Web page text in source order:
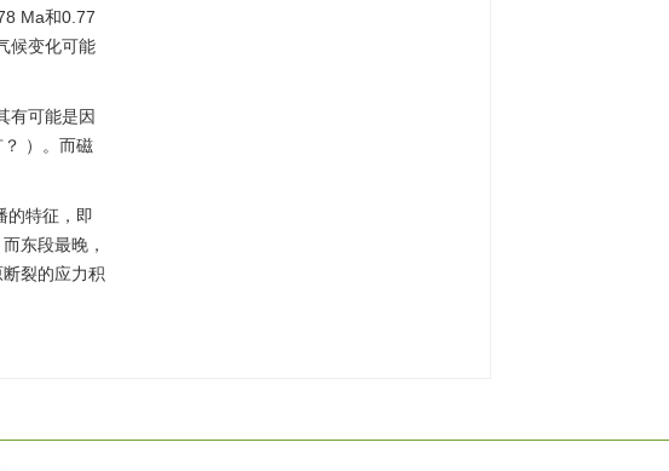
Ma和0.77
候变化可能
有可能是因
）。而磁
的特征，即
东段最晚，
裂的应力积